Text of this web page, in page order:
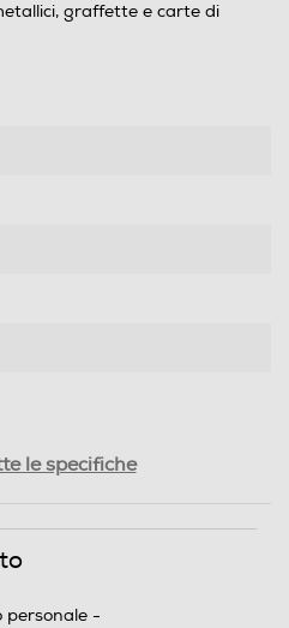
graffette e carte di
prodotto
le specifiche
personale -